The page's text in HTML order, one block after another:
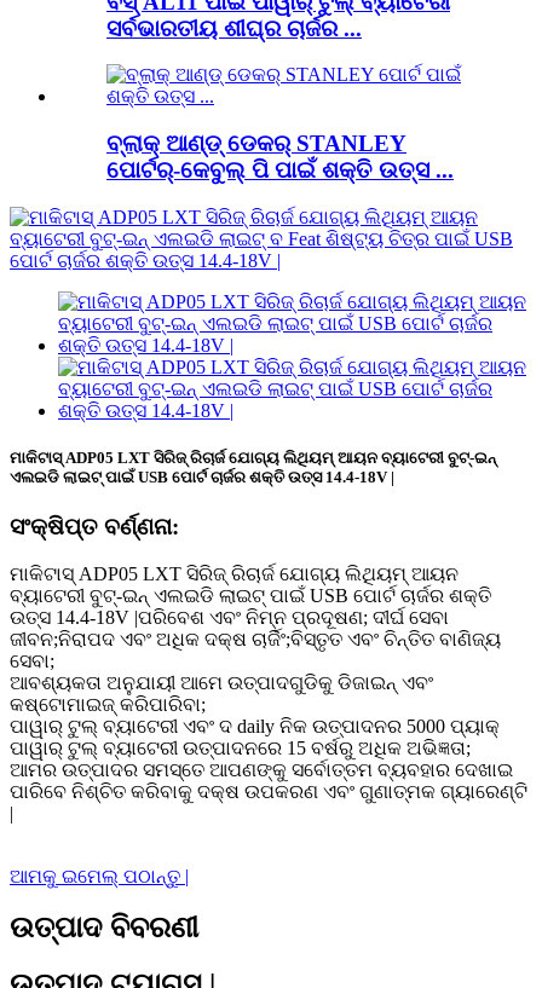
ସର୍ବଭାରତୀୟ ଶୀଘ୍ର ଚାର୍ଜର ...
ବ୍ଲାକ୍ ଆଣ୍ଡ୍ ଡେକର୍ STANLEY
ପୋର୍ଟର୍-କେବୁଲ୍ ପି ପାଇଁ ଶକ୍ତି ଉତ୍ସ ...
ମାକିଟାସ୍ ADP05 LXT ସିରିଜ୍ ରିଚାର୍ଜ ଯୋଗ୍ୟ ଲିଥିୟମ୍ ଆୟନ ବ୍ୟାଟେରୀ ବୁଟ୍-ଇନ୍
ଏଲଇଡି ଲାଇଟ୍ ପାଇଁ USB ପୋର୍ଟ ଚାର୍ଜର ଶକ୍ତି ଉତ୍ସ 14.4-18V |
ସଂକ୍ଷିପ୍ତ ବର୍ଣ୍ଣନା:
ମାକିଟାସ୍ ADP05 LXT ସିରିଜ୍ ରିଚାର୍ଜ ଯୋଗ୍ୟ ଲିଥିୟମ୍ ଆୟନ
ବ୍ୟାଟେରୀ ବୁଟ୍-ଇନ୍ ଏଲଇଡି ଲାଇଟ୍ ପାଇଁ USB ପୋର୍ଟ ଚାର୍ଜର ଶକ୍ତି
ଉତ୍ସ 14.4-18V |ପରିବେଶ ଏବଂ ନିମ୍ନ ପ୍ରଦୂଷଣ; ଦୀର୍ଘ ସେବା
ଜୀବନ;ନିରାପଦ ଏବଂ ଅଧିକ ଦକ୍ଷ ଚାର୍ଜିଂ;ବିସ୍ତୃତ ଏବଂ ଚିନ୍ତିତ ବାଣିଜ୍ୟ
ସେବା;
ଆବଶ୍ୟକତା ଅନୁଯାୟୀ ଆମେ ଉତ୍ପାଦଗୁଡିକୁ ଡିଜାଇନ୍ ଏବଂ
କଷ୍ଟୋମାଇଜ୍ କରିପାରିବା;
ପାୱାର୍ ଟୁଲ୍ ବ୍ୟାଟେରୀ ଏବଂ ଦ daily ନିକ ଉତ୍ପାଦନର 5000 ପ୍ୟାକ୍
ପାୱାର୍ ଟୁଲ୍ ବ୍ୟାଟେରୀ ଉତ୍ପାଦନରେ 15 ବର୍ଷରୁ ଅଧିକ ଅଭିଜ୍ଞତା;
ଆମର ଉତ୍ପାଦର ସମସ୍ତେ ଆପଣଙ୍କୁ ସର୍ବୋତ୍ତମ ବ୍ୟବହାର ଦେଖାଇ
ପାରିବେ ନିଶ୍ଚିତ କରିବାକୁ ଦକ୍ଷ ଉପକରଣ ଏବଂ ଗୁଣାତ୍ମକ ଗ୍ୟାରେଣ୍ଟି
|
ଆମକୁ ଇମେଲ୍ ପଠାନ୍ତୁ |
ଉତ୍ପାଦ ବିବରଣୀ